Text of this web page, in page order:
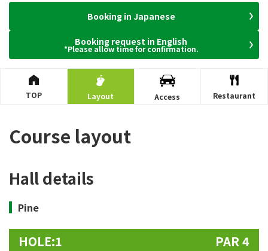
Booking in Japanese
Booking request in English
*Please allow time for confirmation.
TOP Layout Access Restaurant
Course layout
Hall details
Pine
HOLE:1 PAR 4